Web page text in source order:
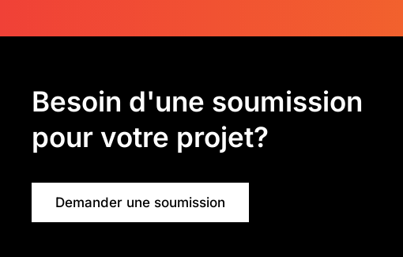
Besoin d'une soumission
pour votre projet?
Demander une soumission